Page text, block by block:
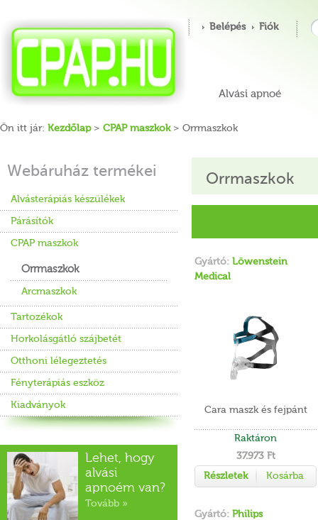
Belépés Fiók
Alvási apnoé
Ön itt jár: Kezdőlap> CPAP maszkok> Orrmaszkok
Webáruház termékei
Alvásterápiás készülékek
Párásítók
CPAP maszkok
Orrmaszkok
Arcmaszkok
Tartozékok
Horkolásgátló szájbetét
Otthoni lélegeztetés
Fényterápiás eszköz
Kiadványok
Lehet, hogy
alvási
apnoém van?
Tovább »
Orrmaszkok
Gyártó: Löwenstein
Medical
Cara maszk és fejpánt
Raktáron
37.973 Ft
Részletek
Kosárba
Gyártó: Philips